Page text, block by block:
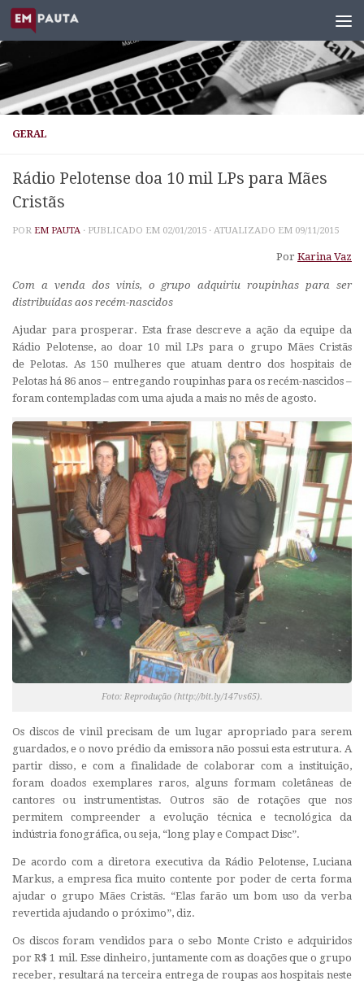
Skip to content
GERAL
Rádio Pelotense doa 10 mil LPs para Mães
Cristãs
POR EM PAUTA · PUBLICADO EM 02/01/2015 · ATUALIZADO EM 09/11/2015
Por Karina Vaz
Com a venda dos vinis, o grupo adquiriu roupinhas para ser
distribuídas aos recém-nascidos
Ajudar para prosperar. Esta frase descreve a ação da equipe da
Rádio Pelotense, ao doar 10 mil LPs para o grupo Mães Cristãs
de Pelotas. As 150 mulheres que atuam dentro dos hospitais de
Pelotas há 86 anos – entregando roupinhas para os recém-nascidos –
foram contempladas com uma ajuda a mais no mês de agosto.
Foto: Reprodução (http://bit.ly/147vs65).
Os discos de vinil precisam de um lugar apropriado para serem
guardados, e o novo prédio da emissora não possui esta estrutura. A
partir disso, e com a finalidade de colaborar com a instituição,
foram doados exemplares raros, alguns formam coletâneas de
cantores ou instrumentistas. Outros são de rotações que nos
permitem compreender a evolução técnica e tecnológica da
indústria fonográfica, ou seja, “long play e Compact Disc”.
De acordo com a diretora executiva da Rádio Pelotense, Luciana
Markus, a empresa fica muito contente por poder de certa forma
ajudar o grupo Mães Cristãs. “Elas farão um bom uso da verba
revertida ajudando o próximo”, diz.
Os discos foram vendidos para o sebo Monte Cristo e adquiridos
por R$ 1 mil. Esse dinheiro, juntamente com as doações que o grupo
receber, resultará na terceira entrega de roupas aos hospitais neste